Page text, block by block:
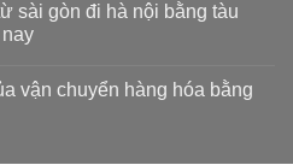
sài gòn đi hà nội bằng tàu
vận chuyển hàng hóa bằng